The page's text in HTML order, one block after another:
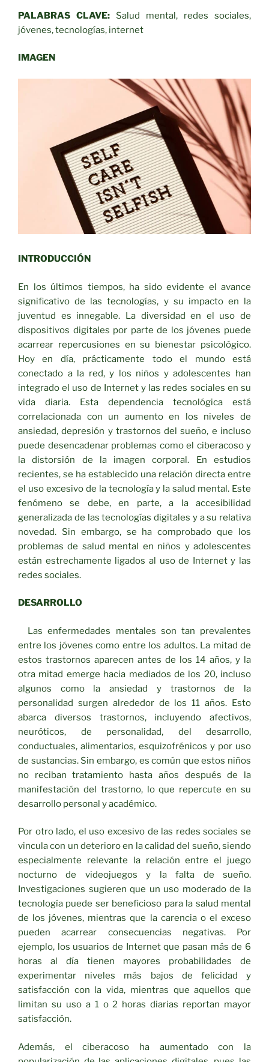
PALABRAS CLAVE: Salud mental, redes sociales,
jóvenes, tecnologías, internet
IMAGEN
INTRODUCCIÓN
En los últimos tiempos, ha sido evidente el avance
significativo de las tecnologías, y su impacto en la
juventud es innegable. La diversidad en el uso de
dispositivos digitales por parte de los jóvenes puede
acarrear repercusiones en su bienestar psicológico.
Hoy en día, prácticamente todo el mundo está
conectado a la red, y los niños y adolescentes han
integrado el uso de Internet y las redes sociales en su
vida diaria. Esta dependencia tecnológica está
correlacionada con un aumento en los niveles de
ansiedad, depresión y trastornos del sueño, e incluso
puede desencadenar problemas como el ciberacoso y
la distorsión de la imagen corporal. En estudios
recientes, se ha establecido una relación directa entre
el uso excesivo de la tecnología y la salud mental. Este
fenómeno se debe, en parte, a la accesibilidad
generalizada de las tecnologías digitales y a su relativa
novedad. Sin embargo, se ha comprobado que los
problemas de salud mental en niños y adolescentes
están estrechamente ligados al uso de Internet y las
redes sociales.
DESARROLLO
Las enfermedades mentales son tan prevalentes
entre los jóvenes como entre los adultos. La mitad de
estos trastornos aparecen antes de los 14 años, y la
otra mitad emerge hacia mediados de los 20, incluso
algunos como la ansiedad y trastornos de la
personalidad surgen alrededor de los 11 años. Esto
abarca diversos trastornos, incluyendo afectivos,
neuróticos, de personalidad, del desarrollo,
conductuales, alimentarios, esquizofrénicos y por uso
de sustancias. Sin embargo, es común que estos niños
no reciban tratamiento hasta años después de la
manifestación del trastorno, lo que repercute en su
desarrollo personal y académico.
Por otro lado, el uso excesivo de las redes sociales se
vincula con un deterioro en la calidad del sueño, siendo
especialmente relevante la relación entre el juego
nocturno de videojuegos y la falta de sueño.
Investigaciones sugieren que un uso moderado de la
tecnología puede ser beneficioso para la salud mental
de los jóvenes, mientras que la carencia o el exceso
pueden acarrear consecuencias negativas. Por
ejemplo, los usuarios de Internet que pasan más de 6
horas al día tienen mayores probabilidades de
experimentar niveles más bajos de felicidad y
satisfacción con la vida, mientras que aquellos que
limitan su uso a 1 o 2 horas diarias reportan mayor
satisfacción.
Además, el ciberacoso ha aumentado con la